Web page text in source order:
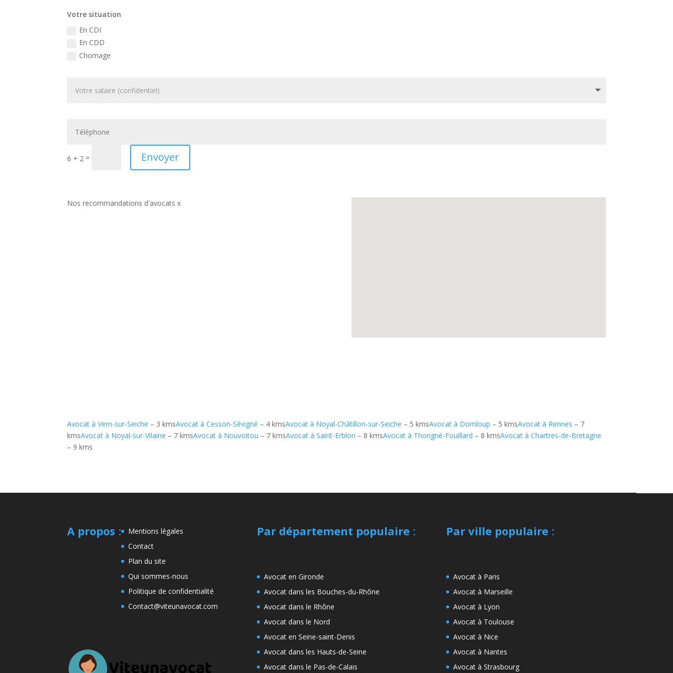
Votre situation
En CDI
En CDD
Chomage
6 + 2 = Envoyer
Nos recommandations d'avocats x
Avocat à Vern-sur-Seiche – 3 kmsAvocat à Cesson-Sévigné – 4 kmsAvocat à Noyal-Châtillon-sur-Seiche – 5 kmsAvocat à Domloup – 5 kmsAvocat à Rennes – 7
kmsAvocat à Noyal-sur-Vilaine – 7 kmsAvocat à Nouvoitou – 7 kmsAvocat à Saint-Erblon – 8 kmsAvocat à Thorigné-Fouillard – 8 kmsAvocat à Chartres-de-Bretagne
– 9 kms
A propos :
Mentions légales
Contact
Plan du site
Qui sommes-nous
Politique de confidentialité
Contact@viteunavocat.com
Par département populaire:
Avocat en Gironde
Avocat dans les Bouches-du-Rhône
Avocat dans le Rhône
Avocat dans le Nord
Avocat en Seine-saint-Denis
Avocat dans les Hauts-de-Seine
Avocat dans le Pas-de-Calais
Par ville populaire:
Avocat à Paris
Avocat à Marseille
Avocat à Lyon
Avocat à Toulouse
Avocat à Nice
Avocat à Nantes
Avocat à Strasbourg